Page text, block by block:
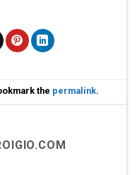
the permalink.